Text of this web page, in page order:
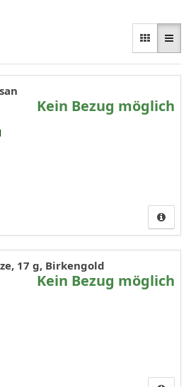
Kein Bezug möglich
17 g, Birkengold
Kein Bezug möglich